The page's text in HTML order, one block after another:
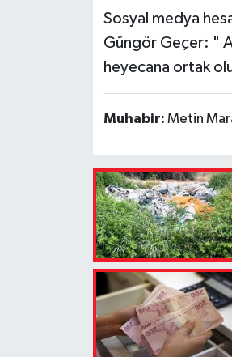
Sosyal medya
Güngör Geçer: "
heyecana ortak
Muhabir: Metin